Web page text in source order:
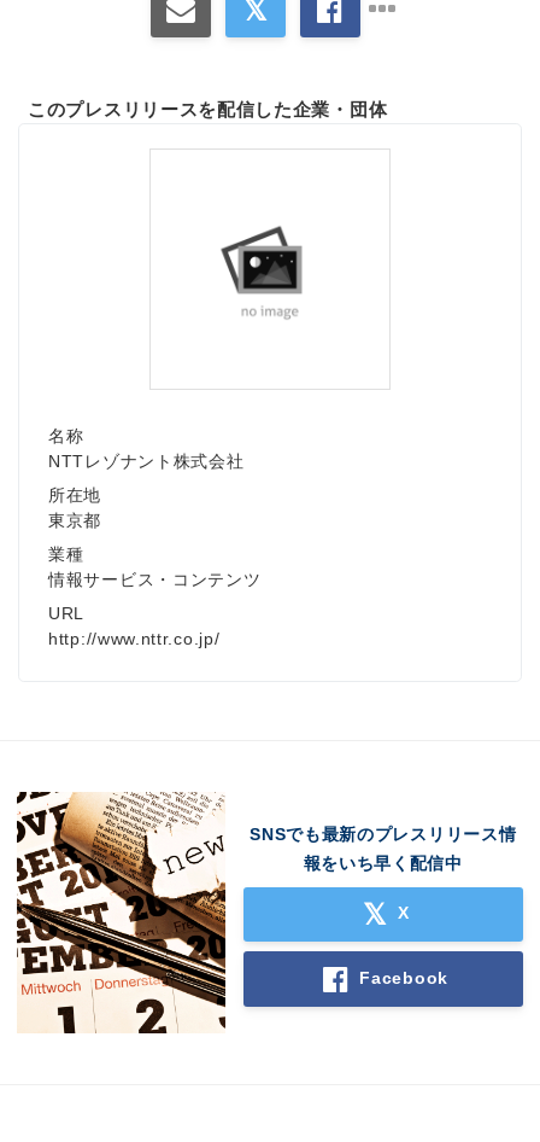
このプレスリリースを配信した企業・団体
名称
NTTレゾナント株式会社
所在地
東京都
業種
情報サービス・コンテンツ
URL
http://www.nttr.co.jp/
SNSでも最新のプレスリリース情
報をいち早く配信中
X
Facebook